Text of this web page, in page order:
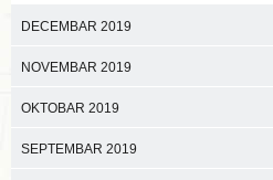
DECEMBAR 2019
NOVEMBAR 2019
OKTOBAR 2019
SEPTEMBAR 2019